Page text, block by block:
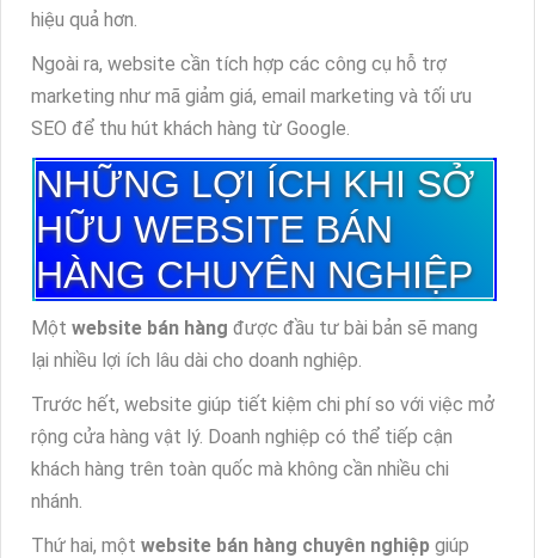
hiệu quả hơn.
Ngoài ra, website cần tích hợp các công cụ hỗ trợ
marketing như mã giảm giá, email marketing và tối ưu
SEO để thu hút khách hàng từ Google.
NHỮNG LỢI ÍCH KHI SỞ
HỮU WEBSITE BÁN
HÀNG CHUYÊN NGHIỆP
Một website bán hàng được đầu tư bài bản sẽ mang
lại nhiều lợi ích lâu dài cho doanh nghiệp.
Trước hết, website giúp tiết kiệm chi phí so với việc mở
rộng cửa hàng vật lý. Doanh nghiệp có thể tiếp cận
khách hàng trên toàn quốc mà không cần nhiều chi
nhánh.
Thứ hai, một website bán hàng chuyên nghiệp giúp